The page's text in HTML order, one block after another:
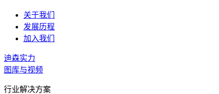
关于我们
发展历程
加入我们
迪森实力
图库与视频
行业解决方案